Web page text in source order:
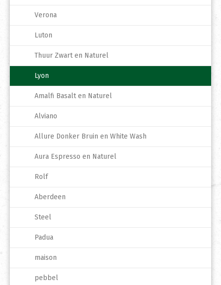
Verona
Luton
Thuur Zwart en Naturel
Lyon
Amalfi Basalt en Naturel
Alviano
Allure Donker Bruin en White Wash
Aura Espresso en Naturel
Rolf
Aberdeen
Steel
Padua
maison
pebbel